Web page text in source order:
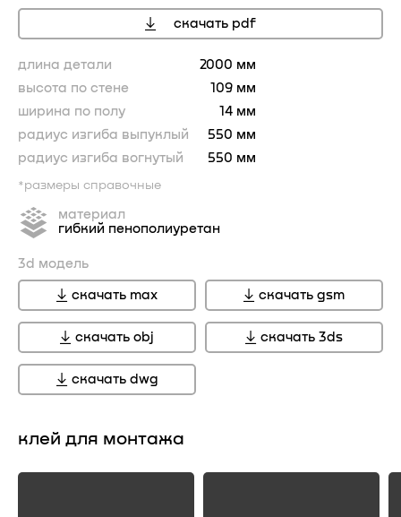
скачать pdf
длина детали
2000 мм
высота по стене
109 мм
ширина по полу
14 мм
радиус изгиба выпуклый
550 мм
радиус изгиба вогнутый
550 мм
*размеры справочные
материал
гибкий пенополиуретан
3d модель
скачать max скачать gsm
скачать obj скачать 3ds
скачать dwg
клей для монтажа